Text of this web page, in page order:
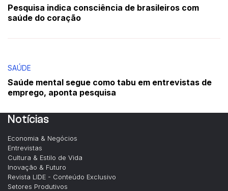
Pesquisa indica consciência de brasileiros com
saúde do coração
SAÚDE
Saúde mental segue como tabu em entrevistas de
emprego, aponta pesquisa
Notícias
Economia & Negócios
Entrevistas
Cultura & Estilo de Vida
Inovação & Futuro
Revista LIDE - Conteúdo Exclusivo
Setores Produtivos